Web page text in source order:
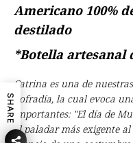
Americano 100%
destilado
*Botella artesanal
Catrina es una de
Cofradía, la cual evoca
importantes: "El día de
el paladar más exigente
SHARE